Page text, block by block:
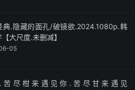
典.隐藏的面孔/破镜欲.2024.1080p.韩
大尺度.未删减】
05
苦尽柑来遇见你.苦尽甘来遇见